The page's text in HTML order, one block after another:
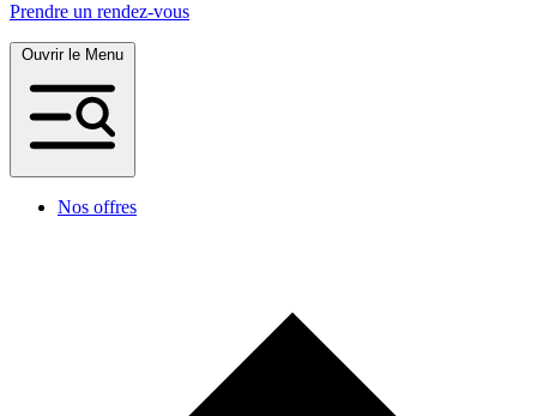
Prendre un rendez-vous
Nos offres